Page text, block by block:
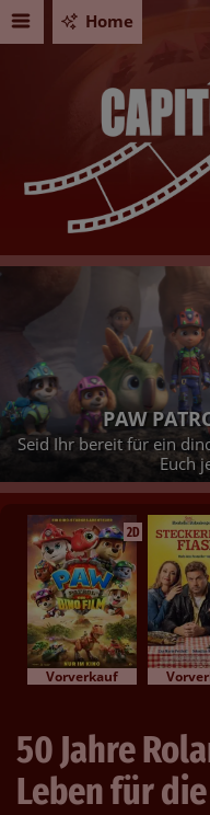
Home
PAW
Seid Ihr bereit für ein
Euch
2D
Vorverkauf
50 Jahre
Leben für